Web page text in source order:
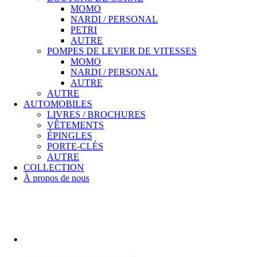
MOMO
NARDI / PERSONAL
PETRI
AUTRE
POMPES DE LEVIER DE VITESSES
MOMO
NARDI / PERSONAL
AUTRE
AUTRE
AUTOMOBILES
LIVRES / BROCHURES
VÊTEMENTS
ÉPINGLES
PORTE-CLÉS
AUTRE
COLLECTION
À propos de nous